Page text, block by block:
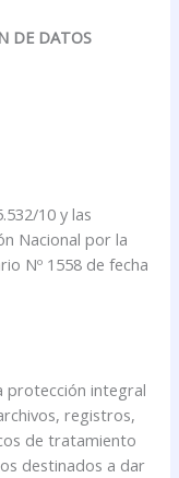
DE DATOS
10 y las
Nacional por la
Nº 1558 de fecha
protección integral
registros,
de tratamiento
destinados a dar